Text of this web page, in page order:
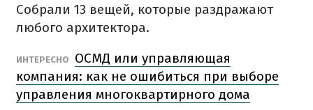
Собрали 13 вещей, которые раздражают
любого архитектора.
ИНТЕРЕСНО
ОСМД или управляющая
компания: как не ошибиться при выборе
управления многоквартирного дома